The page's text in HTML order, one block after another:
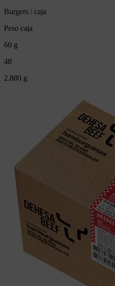
Burgers / caja
Peso caja
60 g
48
2.880 g